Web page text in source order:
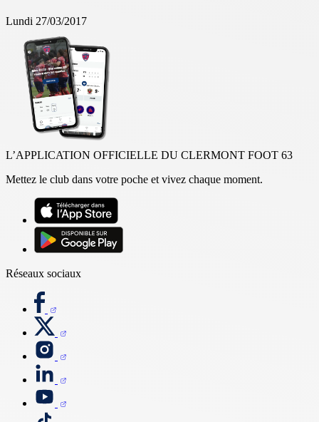
Lundi 27/03/2017
L’APPLICATION OFFICIELLE DU CLERMONT FOOT 63
Mettez le club dans votre poche et vivez chaque moment.
Réseaux sociaux